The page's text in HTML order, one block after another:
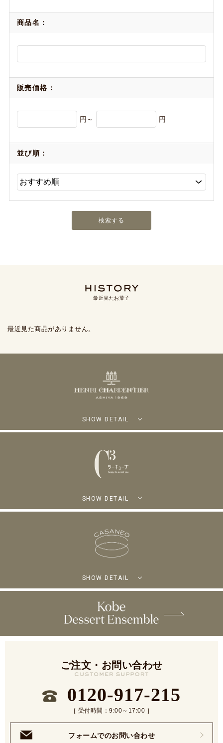
商品名：
販売価格：
円～ 円
並び順：
最近見たお菓子
最近見た商品がありません。
SHOW DETAIL
SHOW DETAIL
SHOW DETAIL
ご注文・お問い合わせ
0120-917-215
［ 受付時間：9:00～17:00 ］
フォームでのお問い合わせ